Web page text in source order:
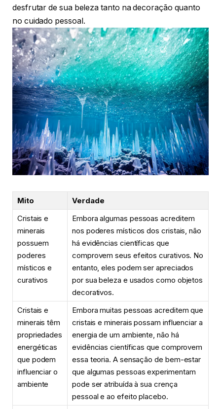
desfrutar de sua beleza tanto na decoração quanto
no cuidado pessoal.
Mito
Verdade
Cristais e
minerais
possuem
poderes
místicos e
curativos
Embora algumas pessoas acreditem
nos poderes místicos dos cristais, não
há evidências científicas que
comprovem seus efeitos curativos. No
entanto, eles podem ser apreciados
por sua beleza e usados como objetos
decorativos.
Cristais e
minerais têm
propriedades
energéticas
que podem
influenciar o
ambiente
Embora muitas pessoas acreditem que
cristais e minerais possam influenciar a
energia de um ambiente, não há
evidências científicas que comprovem
essa teoria. A sensação de bem-estar
que algumas pessoas experimentam
pode ser atribuída à sua crença
pessoal e ao efeito placebo.